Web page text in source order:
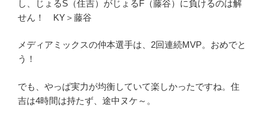
し、じょるS（住吉）がじょるF（藤谷）に負けるのは解
せん！ KY＞藤谷
メディアミックスの仲本選手は、2回連続MVP。おめでと
う！
でも、やっぱ実力が均衡していて楽しかったですね。住
吉は4時間は持たず、途中ヌケ～。